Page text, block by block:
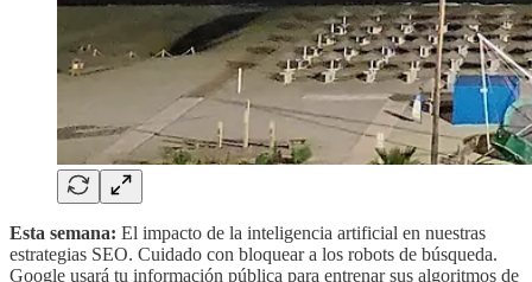
Esta semana: El impacto de la inteligencia artificial en nuestras
estrategias SEO. Cuidado con bloquear a los robots de búsqueda.
Google usará tu información pública para entrenar sus algoritmos de